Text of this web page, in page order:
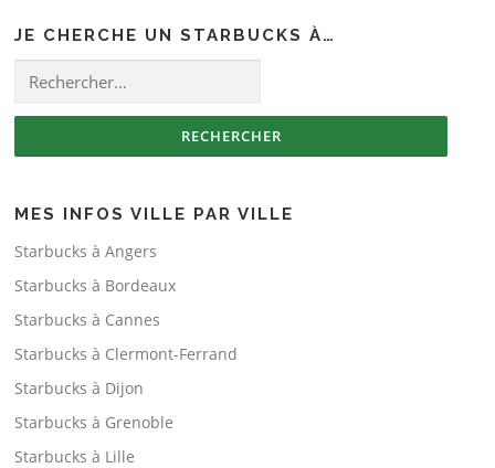
JE CHERCHE UN STARBUCKS À…
MES INFOS VILLE PAR VILLE
Starbucks à Angers
Starbucks à Bordeaux
Starbucks à Cannes
Starbucks à Clermont-Ferrand
Starbucks à Dijon
Starbucks à Grenoble
Starbucks à Lille